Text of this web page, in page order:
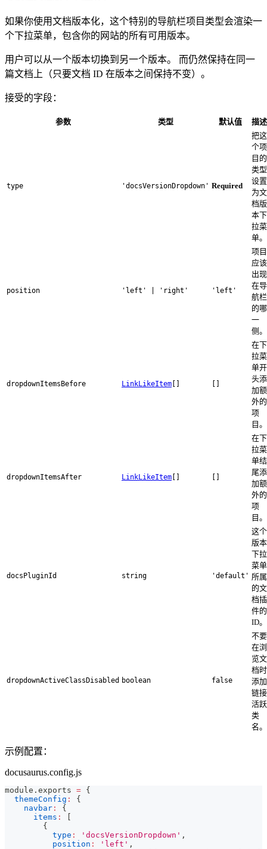
如果你使用文档版本化，这个特别的导航栏项目类型会渲染一
个下拉菜单，包含你的网站的所有可用版本。
用户可以从一个版本切换到另一个版本。 而仍然保持在同一
篇文档上（只要文档 ID 在版本之间保持不变）。
接受的字段：
参数 类型 默认值 描述
type 'docsVersionDropdown' Required
把这
个项
目的
类型
设置
为文
档版
本下
拉菜
单。
position 'left' | 'right' 'left'
项目
应该
出现
在导
航栏
的哪
一
侧。
dropdownItemsBefore LinkLikeItem [] []
在下
拉菜
单开
头添
加额
外的
项
目。
dropdownItemsAfter LinkLikeItem [] []
在下
拉菜
单结
尾添
加额
外的
项
目。
docsPluginId string 'default'
这个
版本
下拉
菜单
所属
的文
档插
件的
ID。
dropdownActiveClassDisabled boolean false
不要
在浏
览文
档时
添加
链接
活跃
类
名。
示例配置：
docusaurus.config.js
module . exports = {
themeConfig :
{
navbar :
{
items :
{
type : 'docsVersionDropdown' ,
position : 'left' ,